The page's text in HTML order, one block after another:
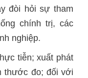
đòi hỏi sự tham
chính trị, các
nghiệp.
tiễn; xuất phát
thước đo; đối với